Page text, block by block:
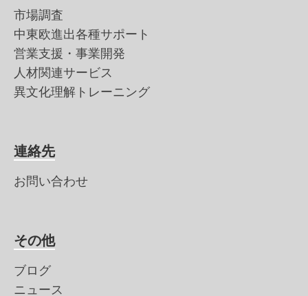
市場調査
中東欧進出各種サポート
営業支援・事業開発
人材関連サービス
異文化理解トレーニング
連絡先
お問い合わせ
その他
ブログ
ニュース